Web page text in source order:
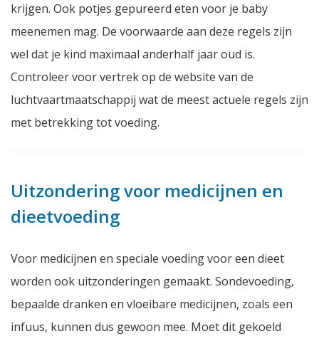
krijgen. Ook potjes gepureerd eten voor je baby
meenemen mag. De voorwaarde aan deze regels zijn
wel dat je kind maximaal anderhalf jaar oud is.
Controleer voor vertrek op de website van de
luchtvaartmaatschappij wat de meest actuele regels zijn
met betrekking tot voeding.
Uitzondering voor medicijnen en
dieetvoeding
Voor medicijnen en speciale voeding voor een dieet
worden ook uitzonderingen gemaakt. Sondevoeding,
bepaalde dranken en vloeibare medicijnen, zoals een
infuus, kunnen dus gewoon mee. Moet dit gekoeld